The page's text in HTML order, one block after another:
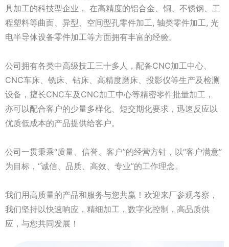
具加工的科技型企业， 在高精度的铝合金、铜、不锈钢、工
程塑料等曲面、异型、空间型孔零件加工, 轴类零件加工, 光
电半导体设备零件加工等方面拥有丰富的经验。
公司拥有各类中高级技工三十多人，配备CNC加工中心、
CNC车床、铣床、钻床、高精度磨床、投影仪等生产及检测
设备，擅长CNC车及CNC加工中心等精密零件批量加工，
亦可以配合客户的少量多样化、短交期化要求，迅速反应以
优质低成本的产品提供给客户。
公司一贯秉乘“质量、信誉、客户”的经营方针，以“客户满意”
为目标，“诚信、品质、高效、专业”的工作理念。
我们用高质量的产品和服务与您共赢！欢迎来厂参观考察，
我们坚持以快速响应，精细加工，数字化控制，高品质供
应，与您共同发展！